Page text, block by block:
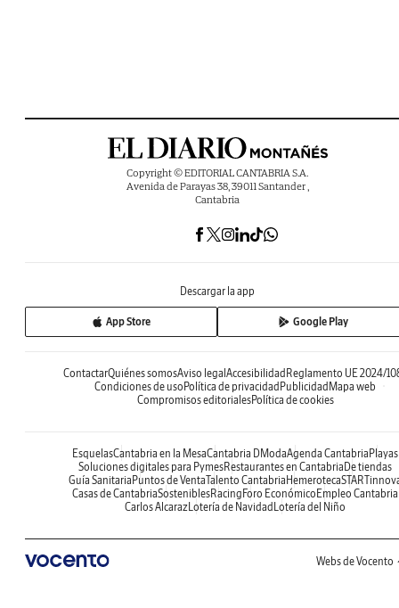
Copyright © EDITORIAL CANTABRIA S.A.
Avenida de Parayas 38, 39011 Santander ,
Cantabria
Descargar la app
App Store Google Play
ContactarQuiénes somosAviso legalAccesibilidadReglamento UE 2024/
Condiciones de usoPolítica de privacidadPublicidadMapa web
Compromisos editorialesPolítica de cookies
EsquelasCantabria en la MesaCantabria DModaAgenda CantabriaPlayas
Soluciones digitales para PymesRestaurantes en CantabriaDe tiendas
Guía SanitariaPuntos de VentaTalento CantabriaHemeroteca
Casas de CantabriaSosteniblesRacingForo EconómicoEmpleo Cantabria
Carlos AlcarazLotería de NavidadLotería del Niño
Webs de Vocento